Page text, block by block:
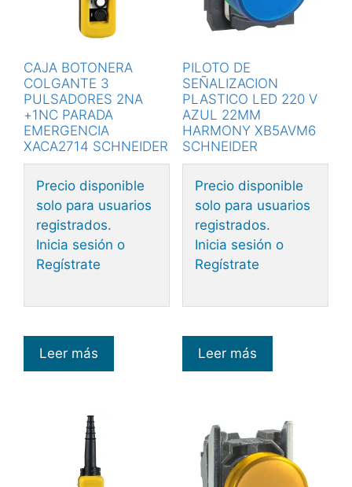
CAJA BOTONERA
COLGANTE 3
PULSADORES 2NA
+1NC PARADA
EMERGENCIA
XACA2714 SCHNEIDER
Precio disponible
solo para usuarios
registrados.
Inicia sesión o
Regístrate
Leer más
PILOTO DE
SEÑALIZACION
PLASTICO LED 220 V
AZUL 22MM
HARMONY XB5AVM6
SCHNEIDER
Precio disponible
solo para usuarios
registrados.
Inicia sesión o
Regístrate
Leer más